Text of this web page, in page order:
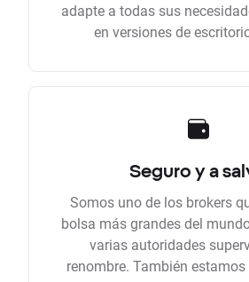
adapte a todas sus
en versiones de
Seguro y a
Somos uno de los brokers
bolsa más grandes del
varias autoridades
renombre. También